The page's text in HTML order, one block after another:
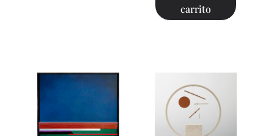
carrito